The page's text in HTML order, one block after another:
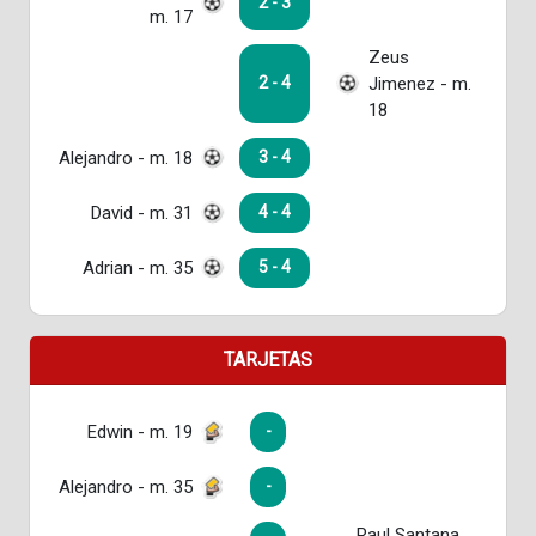
m. 17
2 - 4
Zeus
Jimenez - m.
18
Alejandro - m. 18 3 - 4
David - m. 31 4 - 4
Adrian - m. 35 5 - 4
TARJETAS
Edwin - m. 19 -
Alejandro - m. 35 -